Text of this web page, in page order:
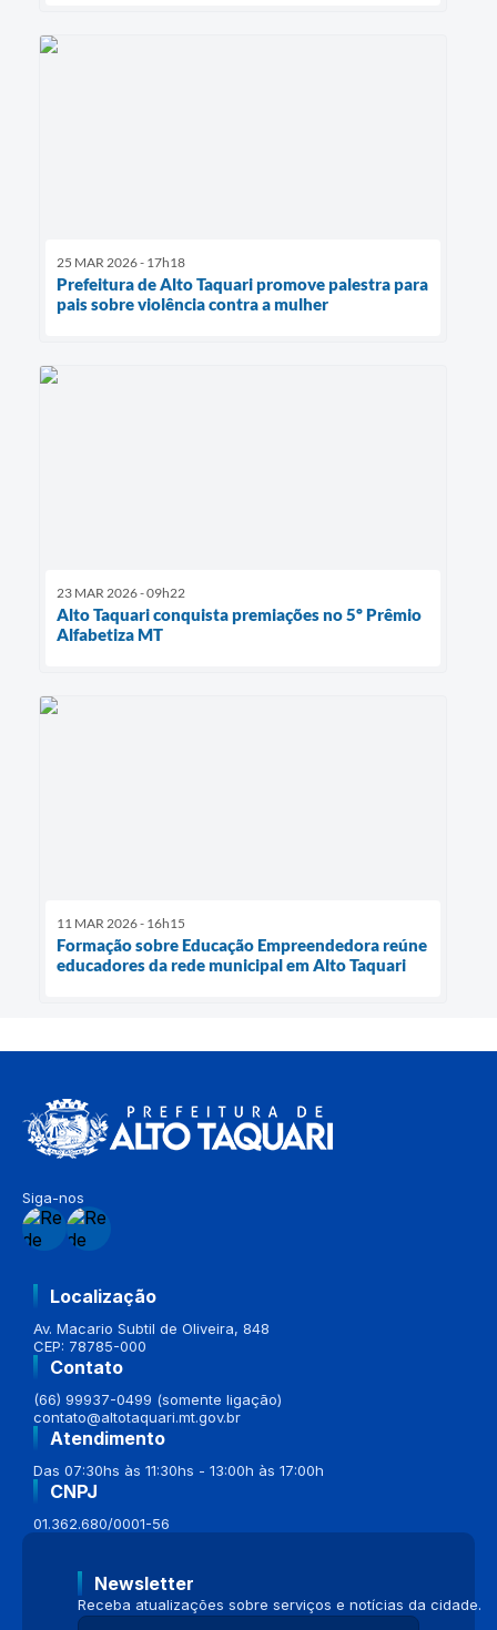
25 MAR 2026 - 17h18
Prefeitura de Alto Taquari promove palestra para
pais sobre violência contra a mulher
23 MAR 2026 - 09h22
Alto Taquari conquista premiações no 5º Prêmio
Alfabetiza MT
11 MAR 2026 - 16h15
Formação sobre Educação Empreendedora reúne
educadores da rede municipal em Alto Taquari
Siga-nos
Localização
Av. Macario Subtil de Oliveira, 848
CEP: 78785-000
Contato
(66) 99937-0499 (somente ligação)
contato@altotaquari.mt.gov.br
Atendimento
Das 07:30hs às 11:30hs - 13:00h às 17:00h
CNPJ
01.362.680/0001-56
Newsletter
Receba atualizações sobre serviços e notícias da cidade.